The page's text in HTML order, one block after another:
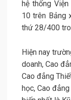
hệ thống
10 trên Bảng
thứ 28/400
Hiện nay
doanh, Cao
Cao đẳng
học, Cao